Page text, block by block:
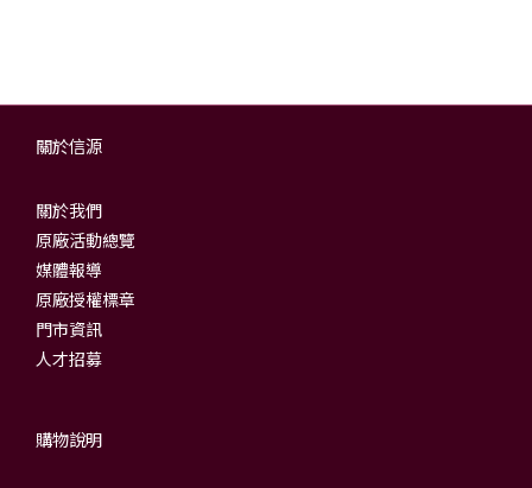
關於信源
關於我們
原廠活動總覽
媒體報導
原廠授權標章
門市資訊
人才招募
購物說明